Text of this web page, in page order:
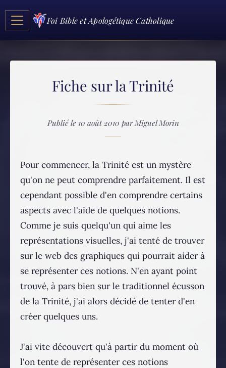
Foi Bible et Apologétique Catholique
Fiche sur la Trinité
Publié le 10 août 2010 par Miguel Morin
Pour commencer, la Trinité est un mystère
qu'on ne peut comprendre parfaitement. Il est
cependant possible d'en comprendre certains
aspects avec l'aide de quelques notions.
Comme je suis quelqu'un qui aime les
représentations visuelles, j'ai tenté de trouver
sur le web des graphiques qui pourrait aider à
se représenter ces notions. N'en ayant point
trouvé, à pars bien sur le traditionnel écusson
de la Trinité, j'ai alors décidé de tenter d'en
créer quelques uns.
J'ai vite découvert qu'à partir du moment où
l'on tente de représenter ces notions